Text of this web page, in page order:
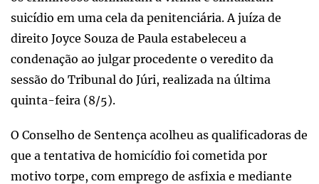
suicídio em uma cela da penitenciária. A juíza de
direito Joyce Souza de Paula estabeleceu a
condenação ao julgar procedente o veredito da
sessão do Tribunal do Júri, realizada na última
quinta-feira (8/5).
O Conselho de Sentença acolheu as qualificadoras de
que a tentativa de homicídio foi cometida por
motivo torpe, com emprego de asfixia e mediante